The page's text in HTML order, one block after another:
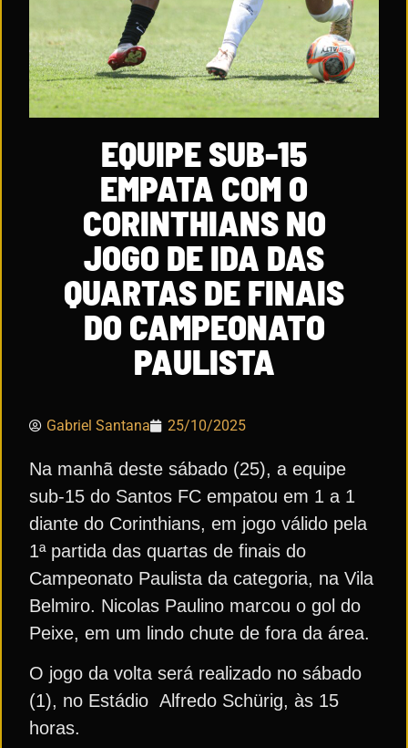
EQUIPE SUB-15
EMPATA COM O
CORINTHIANS NO
JOGO DE IDA DAS
QUARTAS DE FINAIS
DO CAMPEONATO
PAULISTA
Gabriel Santana 25/10/2025
Na manhã deste sábado (25), a equipe
sub-15 do Santos FC empatou em 1 a 1
diante do Corinthians, em jogo válido pela
1ª partida das quartas de finais do
Campeonato Paulista da categoria, na Vila
Belmiro. Nicolas Paulino marcou o gol do
Peixe, em um lindo chute de fora da área.
O jogo da volta será realizado no sábado
(1), no Estádio Alfredo Schürig, às 15
horas.